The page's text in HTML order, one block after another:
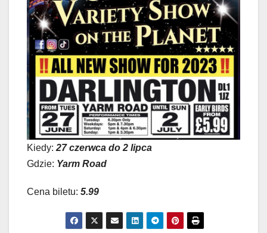
Kiedy: 27 czerwca do 2 lipca
Gdzie: Yarm Road
Cena biletu: 5.99